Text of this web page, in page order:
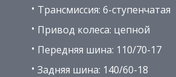
Трансмиссия: 6-ступенчатая
Привод колеса: цепной
Передняя шина: 110/70-17
Задняя шина: 140/60-18